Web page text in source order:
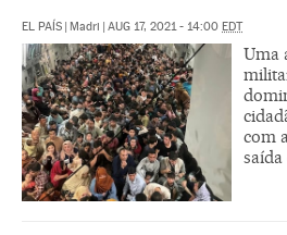
EL PAÍS | Madri | AUG 17, 2021 - 14:00 EDT
Uma
com